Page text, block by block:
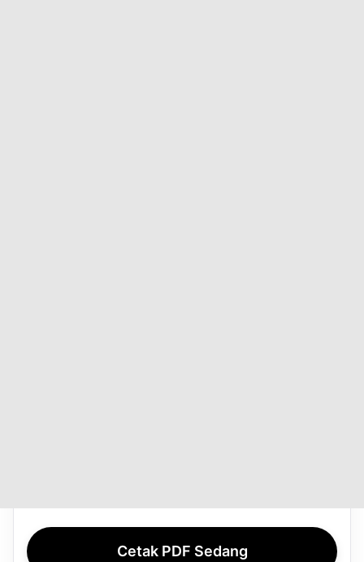
Cetak PDF Sedang